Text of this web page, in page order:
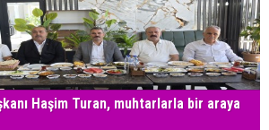
Haşim Turan, muhtarlarla bir araya